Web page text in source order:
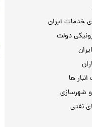
خدمات ایران
دولت
ها
شهرسازی
نفتی